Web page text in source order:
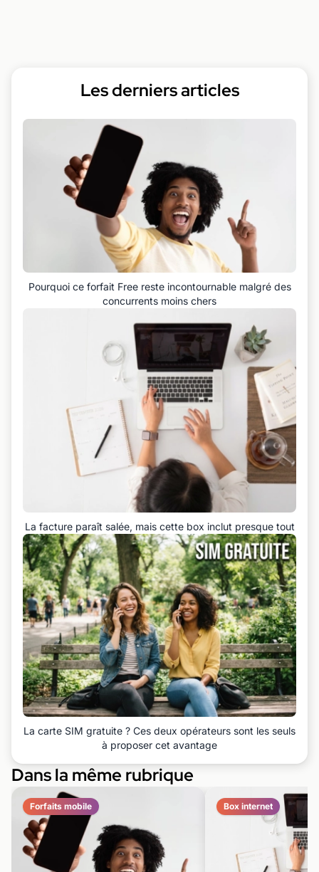
Les derniers articles
Pourquoi ce forfait Free reste incontournable malgré des
concurrents moins chers
La facture paraît salée, mais cette box inclut presque tout
La carte SIM gratuite ? Ces deux opérateurs sont les seuls
à proposer cet avantage
Dans la même rubrique
Forfaits mobile Box internet